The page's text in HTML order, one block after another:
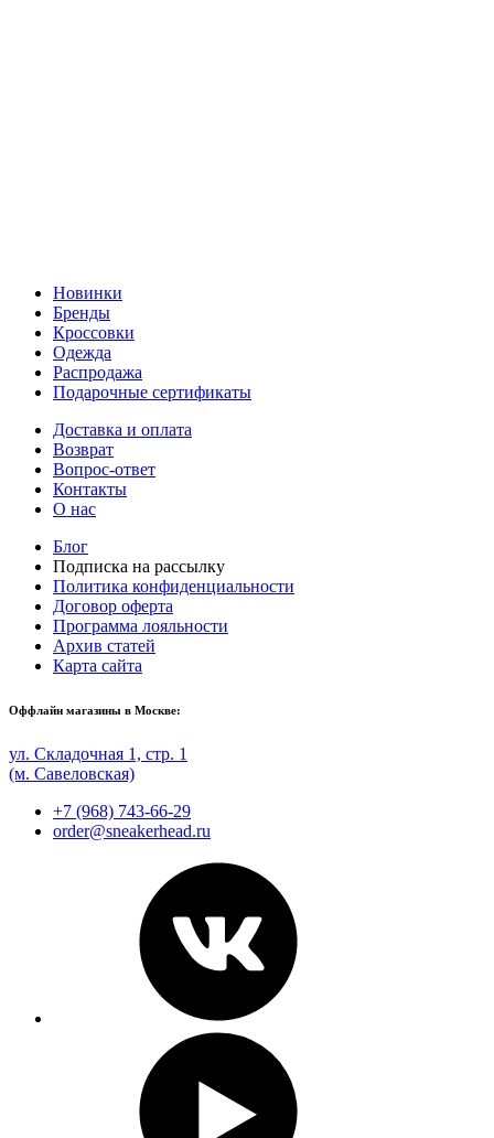
Новинки
Бренды
Кроссовки
Одежда
Распродажа
Подарочные сертификаты
Доставка и оплата
Возврат
Вопрос-ответ
Контакты
О нас
Блог
Подписка на рассылку
Политика конфиденциальности
Договор оферта
Программа лояльности
Архив статей
Карта сайта
Оффлайн магазины в Москве:
ул. Складочная 1, стр. 1
(м. Савеловская)
+7 (968) 743-66-29
order@sneakerhead.ru